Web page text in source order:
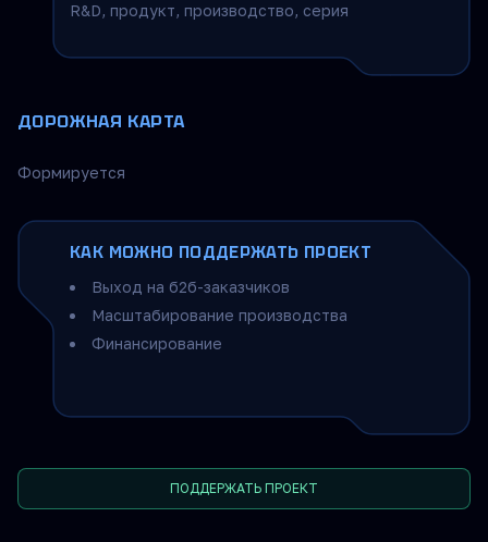
R&D, продукт, производство, серия
ДОРОЖНАЯ КАРТА
Формируется
КАК МОЖНО ПОДДЕРЖАТЬ ПРОЕКТ
Выход на б2б-заказчиков
Масштабирование производства
Финансирование
ПОДДЕРЖАТЬ ПРОЕКТ